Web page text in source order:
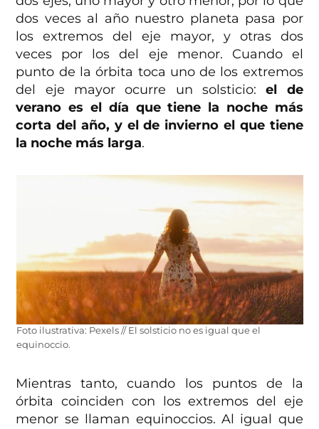
dos veces al año nuestro planeta pasa por
los extremos del eje mayor, y otras dos
veces por los del eje menor. Cuando el
punto de la órbita toca uno de los extremos
del eje mayor ocurre un solsticio: el de
verano es el día que tiene la noche más
corta del año, y el de invierno el que tiene
la noche más larga.
Foto ilustrativa: Pexels // El solsticio no es igual que el
equinoccio.
Mientras tanto, cuando los puntos de la
órbita coinciden con los extremos del eje
menor se llaman equinoccios. Al igual que